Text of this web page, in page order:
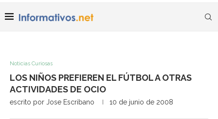
Noticias Curiosas
LOS NIÑOS PREFIEREN EL FÚTBOL A OTRAS
ACTIVIDADES DE OCIO
escrito por Jose Escribano 10 de junio de 2008